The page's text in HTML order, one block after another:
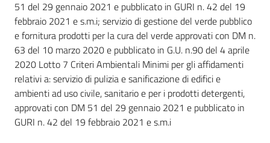
51 del 29 gennaio 2021 e pubblicato in GURI n. 42 del 19
febbraio 2021 e s.m.i; servizio di gestione del verde pubblico
e fornitura prodotti per la cura del verde approvati con DM n.
63 del 10 marzo 2020 e pubblicato in G.U. n.90 del 4 aprile
2020 Lotto 7 Criteri Ambientali Minimi per gli affidamenti
relativi a: servizio di pulizia e sanificazione di edifici e
ambienti ad uso civile, sanitario e per i prodotti detergenti,
approvati con DM 51 del 29 gennaio 2021 e pubblicato in
GURI n. 42 del 19 febbraio 2021 e s.m.i